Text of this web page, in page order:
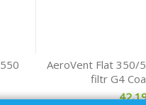
AeroVent Flat 350/
filtr G4